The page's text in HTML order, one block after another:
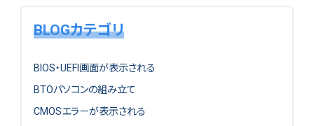
BLOGカテゴリ
BIOS・UEFI画面が表示される
BTOパソコンの組み立て
CMOSエラーが表示される